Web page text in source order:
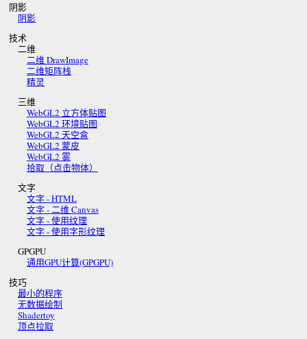
阴影
阴影
技术
二维
二维 DrawImage
二维矩阵栈
精灵
三维
WebGL2 立方体贴图
WebGL2 环境贴图
WebGL2 天空盒
WebGL2 蒙皮
WebGL2 雾
拾取（点击物体）
文字
文字 - HTML
文字 - 二维 Canvas
文字 - 使用纹理
文字 - 使用字形纹理
GPGPU
通用GPU计算(GPGPU)
技巧
最小的程序
无数据绘制
Shadertoy
顶点拉取